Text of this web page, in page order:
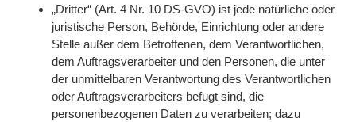
„Dritter“ (Art. 4 Nr. 10 DS-GVO) ist jede natürliche oder
juristische Person, Behörde, Einrichtung oder andere
Stelle außer dem Betroffenen, dem Verantwortlichen,
dem Auftragsverarbeiter und den Personen, die unter
der unmittelbaren Verantwortung des Verantwortlichen
oder Auftragsverarbeiters befugt sind, die
personenbezogenen Daten zu verarbeiten; dazu